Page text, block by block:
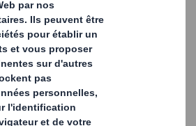
commercial marketing et
France :